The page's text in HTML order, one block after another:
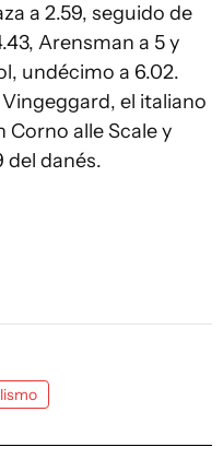
a 2.59, seguido de
Arensman a 5 y
undécimo a 6.02.
el italiano
Corno alle Scale y
del danés.